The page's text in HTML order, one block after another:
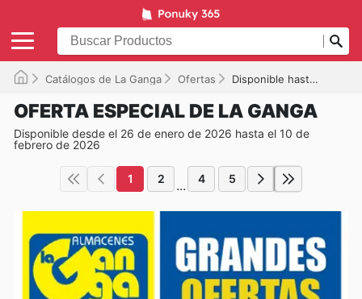
Catálogos de La Ganga Ofertas Disponible hasta el 10/02/2026
OFERTA ESPECIAL DE LA GANGA
Disponible desde el 26 de enero de 2026 hasta el 10 de
febrero de 2026
1 2 ... 4 5